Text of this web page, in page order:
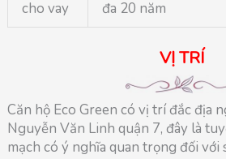
cho vay
đa 20 năm
VỊ TRÍ
Căn hộ Eco Green có vị trí đắc địa
Nguyễn Văn Linh quận 7, đây là
mạch có ý nghĩa quan trọng đối